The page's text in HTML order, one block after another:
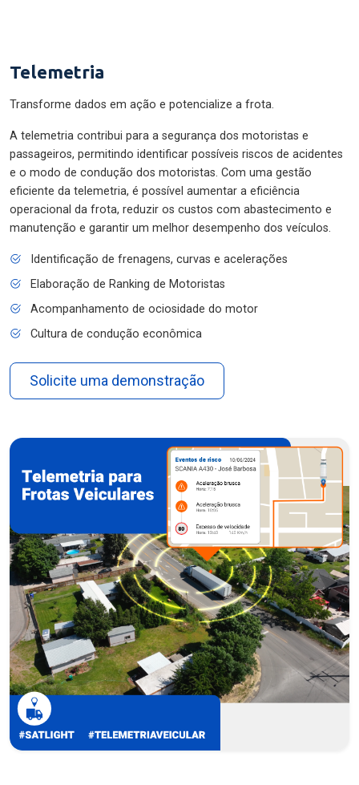
Telemetria
Transforme dados em ação e potencialize a frota.
A telemetria contribui para a segurança dos motoristas e
passageiros, permitindo identificar possíveis riscos de acidentes
e o modo de condução dos motoristas. Com uma gestão
eficiente da telemetria, é possível aumentar a eficiência
operacional da frota, reduzir os custos com abastecimento e
manutenção e garantir um melhor desempenho dos veículos.
Identificação de frenagens, curvas e acelerações
Elaboração de Ranking de Motoristas
Acompanhamento de ociosidade do motor
Cultura de condução econômica
Solicite uma demonstração